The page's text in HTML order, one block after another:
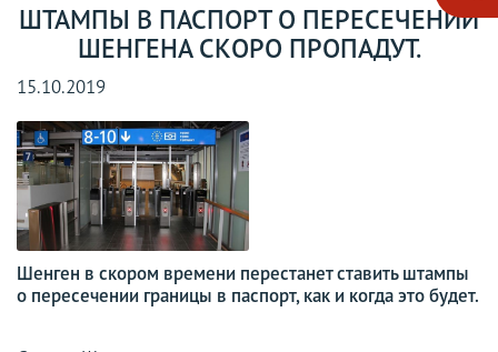
ШТАМПЫ В ПАСПОРТ О ПЕРЕСЕЧЕНИИ
ШЕНГЕНА СКОРО ПРОПАДУТ.
15.10.2019
Шенген в скором времени перестанет ставить штампы
о пересечении границы в паспорт, как и когда это будет.